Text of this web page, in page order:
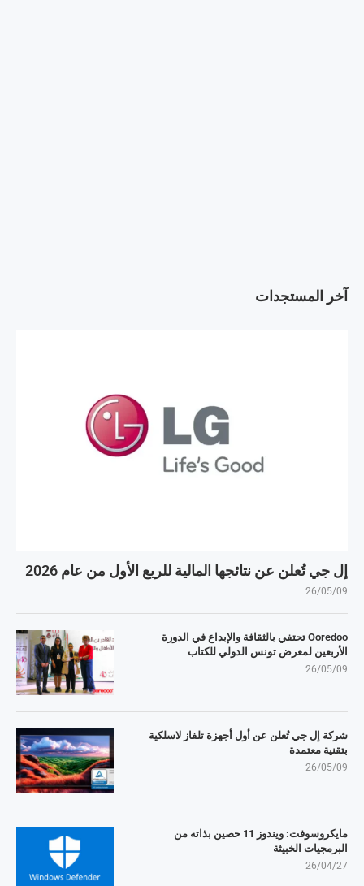
آخر المستجدات
إل جي تُعلن عن نتائجها المالية للربع الأول من عام 2026
26/05/09
Ooredoo تحتفي بالثقافة والإبداع في الدورة
الأربعين لمعرض تونس الدولي للكتاب
26/05/09
شركة إل جي تُعلن عن أول أجهزة تلفاز لاسلكية
بتقنية معتمدة
26/05/09
مايكروسوفت: ويندوز 11 حصين بذاته من
البرمجيات الخبيثة
26/04/27